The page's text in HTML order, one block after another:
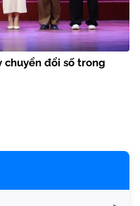
chuyển đổi số trong